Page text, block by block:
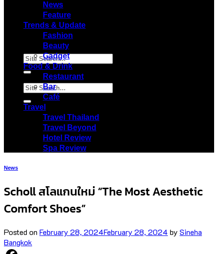
News
Feature
Trends & Update
Fashion
Beauty
Gadget
Food & Drink
Restaurant
Bar
Café
Travel
Travel Thailand
Travel Beyond
Hotel Review
Spa Review
News
Scholl สโลแกนใหม่ “The Most Aesthetic
Comfort Shoes”
Posted on February 28, 2024February 28, 2024 bySineha
Bangkok